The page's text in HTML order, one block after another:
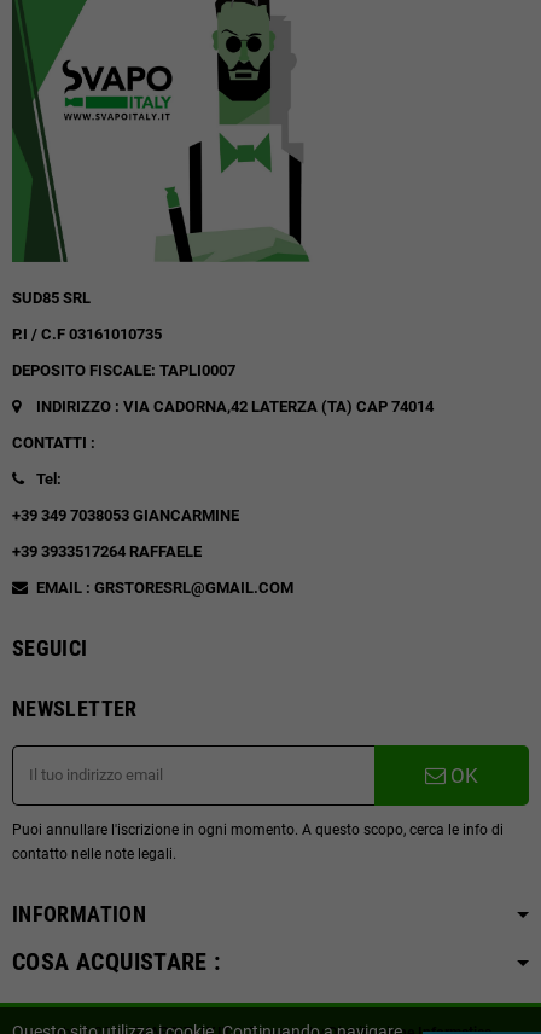
SUD85 SRL
P.I / C.F 03161010735
DEPOSITO FISCALE: TAPLI0007
INDIRIZZO : VIA CADORNA,42 LATERZA (TA) CAP 74014
CONTATTI :
Tel:
+39 349 7038053 GIANCARMINE
+39 3933517264 RAFFAELE
EMAIL : GRSTORESRL@GMAIL.COM
SEGUICI
NEWSLETTER
OK
Puoi annullare l'iscrizione in ogni momento. A questo scopo, cerca le info di
contatto nelle note legali.
INFORMATION
COSA ACQUISTARE :